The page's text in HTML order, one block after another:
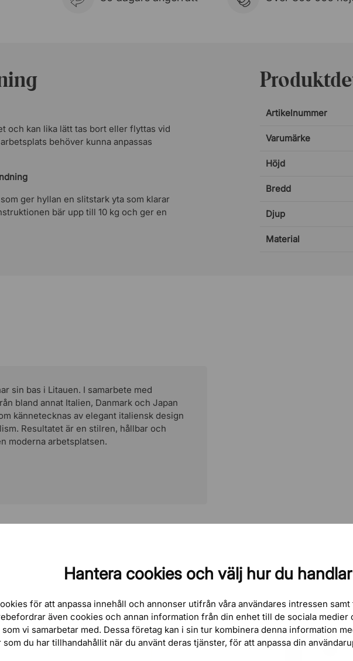
Hantera cookies och välj hur du handlar
för att anpassa innehåll och annonser utifrån våra användares intressen
även cookies och annan information från din enhet till de sociala medier
vi samarbetar med. Dessa företag kan i sin tur kombinera denna information
som du har tillhandahållit när du använt deras tjänster, för att anpassa din
och kan lika lätt tas bort eller flyttas vid
behöver kunna anpassas
ger hyllan en slitstark yta som klarar
bär upp till 10 kg och ger en
Artikelnummer
Varumärke
Höjd
Bredd
Djup
Material
sin bas i Litauen. I samarbete med
bland annat Italien, Danmark och Japan
kännetecknas av elegant italiensk design
Resultatet är en stilren, hållbar och
moderna arbetsplatsen.